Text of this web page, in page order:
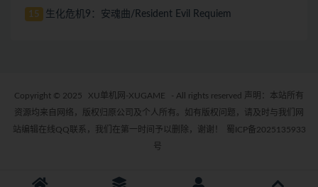
15 生化危机9：安魂曲/Resident Evil Requiem
Copyright © 2025 XU单机网-XUGAME
- All rights reserved 声明：本站所有
资源均来自网络，版权归原公司及个人所有。如有版权问题，请及时与我们网
站编辑在线QQ联系，我们在第一时间予以删除，谢谢！
蜀ICP备2025135933
号